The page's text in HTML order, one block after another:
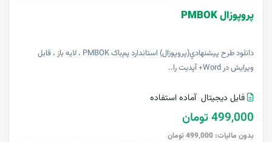
پروپوزال PMBOK
دانلود طرح پيشنهادي(پروپوزال) استاندارد پم‌باک PMBOK ، لایه باز ، قابل
ویرایش در Word+ آپدیت را..
فایل دیجیتال آماده استفاده
499,000 تومان
بدون مالیات: 499,000 تومان